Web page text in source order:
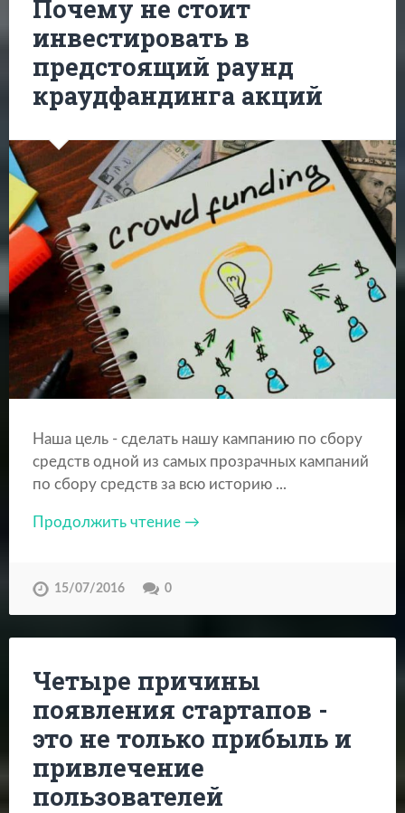
Почему не стоит
инвестировать в
предстоящий раунд
краудфандинга акций
Наша цель - сделать нашу кампанию по сбору
средств одной из самых прозрачных кампаний
по сбору средств за всю историю ...
Продолжить чтение →
15/07/2016 0
Четыре причины
появления стартапов -
это не только прибыль и
привлечение
пользователей